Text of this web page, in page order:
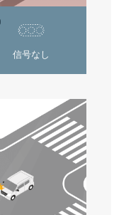
信号なし